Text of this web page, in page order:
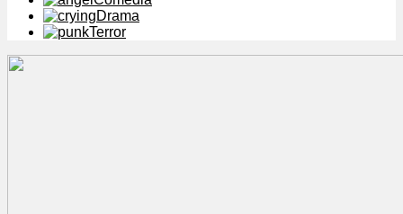
Drama
Terror